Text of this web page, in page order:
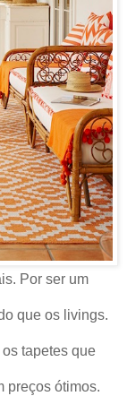
Por ser um
que os livings.
tapetes que
preços ótimos.